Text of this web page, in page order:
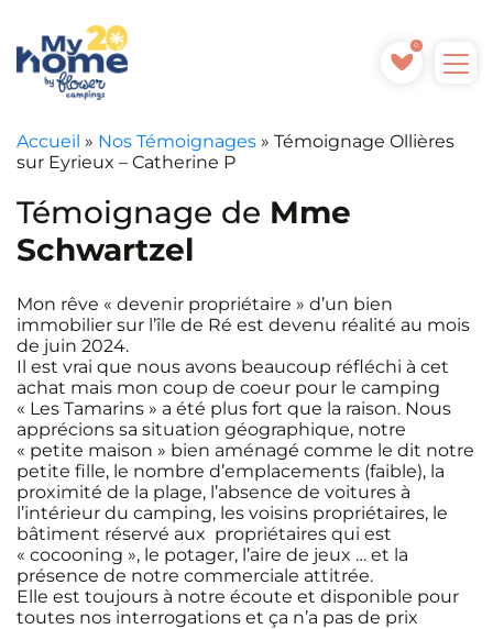
0
Accueil » Nos Témoignages » Témoignage Ollières
sur Eyrieux – Catherine P
Témoignage de Mme
Schwartzel
Mon rêve « devenir propriétaire » d’un bien
immobilier sur l’île de Ré est devenu réalité au mois
de juin 2024.
Il est vrai que nous avons beaucoup réfléchi à cet
achat mais mon coup de coeur pour le camping
« Les Tamarins » a été plus fort que la raison. Nous
apprécions sa situation géographique, notre
« petite maison » bien aménagé comme le dit notre
petite fille, le nombre d’emplacements (faible), la
proximité de la plage, l’absence de voitures à
l’intérieur du camping, les voisins propriétaires, le
bâtiment réservé aux propriétaires qui est
« cocooning », le potager, l’aire de jeux … et la
présence de notre commerciale attitrée.
Elle est toujours à notre écoute et disponible pour
toutes nos interrogations et ça n’a pas de prix